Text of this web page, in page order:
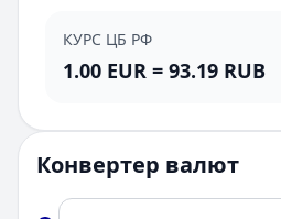
КУРС ЦБ РФ
1.00 EUR = 93.19 RUB
Конвертер валют